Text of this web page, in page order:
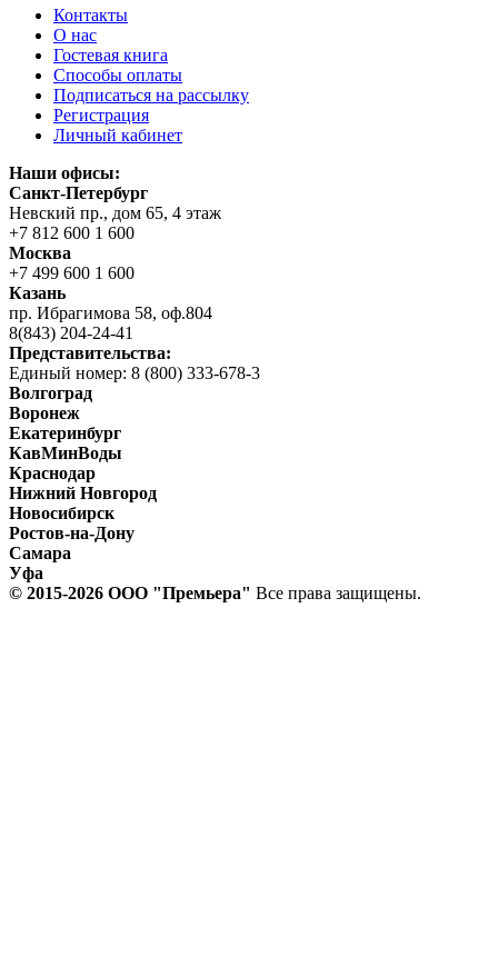
Контакты
О нас
Гостевая книга
Способы оплаты
Подписаться на рассылку
Регистрация
Личный кабинет
Наши офисы:
Санкт-Петербург
Невский пр., дом 65, 4 этаж
+7 812 600 1 600
Москва
+7 499 600 1 600
Казань
пр. Ибрагимова 58, оф.804
8(843) 204-24-41
Представительства:
Единый номер: 8 (800) 333-678-3
Волгоград
Воронеж
Екатеринбург
КавМинВоды
Краснодар
Нижний Новгород
Новосибирск
Ростов-на-Дону
Самара
Уфа
© 2015-2026 ООО "Прeмьера" Все права защищены.